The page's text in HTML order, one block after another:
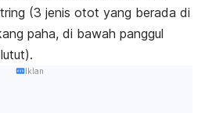
(3 jenis otot yang berada di
paha, di bawah panggul
Iklan